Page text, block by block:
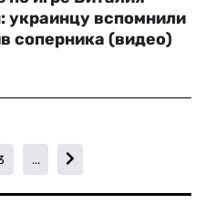
украинцу вспомнили
соперника (видео)
...